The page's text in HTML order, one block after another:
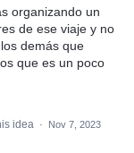
organizando un
de ese viaje y no
demás que
que es un poco
idea ·
Nov 7, 2023